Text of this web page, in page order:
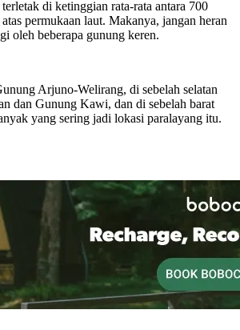
di ketinggian rata-rata antara 700
permukaan laut. Makanya, jangan heran
oleh beberapa gunung keren.
Arjuno-Welirang, di sebelah selatan
dan Gunung Kawi, dan di sebelah barat
yang sering jadi lokasi paralayang itu.